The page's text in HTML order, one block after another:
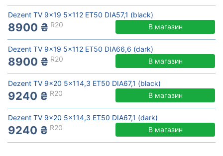
Dezent TV 9x19 5x112 ET50 DIA57,1 (black)
8900 ₴ R20 В магазин
Dezent TV 9x19 5x112 ET50 DIA66,6 (dark)
8900 ₴ R20 В магазин
Dezent TV 9x20 5x114,3 ET50 DIA67,1 (black)
9240 ₴ R20 В магазин
Dezent TV 9x20 5x114,3 ET50 DIA67,1 (dark)
9240 ₴ R20 В магазин